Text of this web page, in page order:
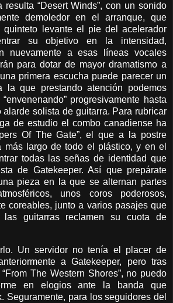
resulta “Desert Winds”, con un sonido
demoledor en el arranque, que
levante el pie del acelerador
su objetivo en la intensidad,
nuevamente a esas líneas vocales
para dotar de mayor dramatismo a
primera escucha puede parecer un
la que prestando atención podemos
progresivamente hasta
alarde solista de guitarra. Para rubricar
de estudio el combo canadiense ha
Of The Gate”, el que a la postre
más largo de todo el plástico, y en el
todas las señas de identidad que
de Gatekeeper. Así que prepárate
pieza en la que se alternan partes
unos coros poderosos,
coreables, junto a varios pasajes que
guitarras reclamen su cuota de
Un servidor no tenía el placer de
a Gatekeeper, pero tras
The Western Shores”, no puedo
en elogios ante la banda que
Seguramente, para los seguidores del